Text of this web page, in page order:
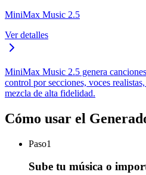
MiniMax Music 2.5
Ver detalles
MiniMax Music 2.5 genera
control por secciones, voces
mezcla de alta fidelidad.
Cómo usar el
Paso1
Sube tu música o